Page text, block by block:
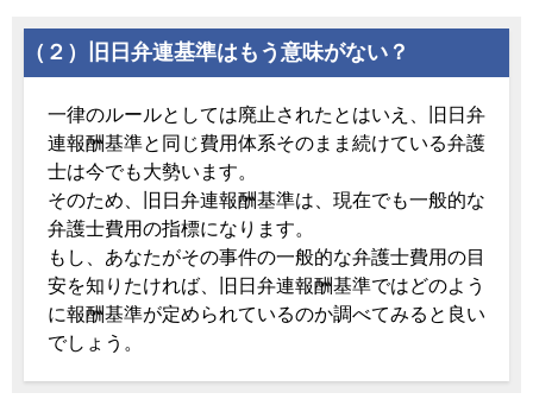
（２）旧日弁連基準はもう意味がない？
一律のルールとしては廃止されたとはいえ、旧日弁
連報酬基準と同じ費用体系そのまま続けている弁護
士は今でも大勢います。
そのため、旧日弁連報酬基準は、現在でも一般的な
弁護士費用の指標になります。
もし、あなたがその事件の一般的な弁護士費用の目
安を知りたければ、旧日弁連報酬基準ではどのよう
に報酬基準が定められているのか調べてみると良い
でしょう。